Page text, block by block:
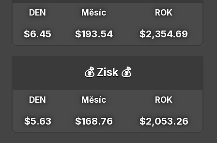
DEN Měsíc ROK
$6.45 $193.54 $2,354.69
💰 Zisk 💰
DEN Měsíc ROK
$5.63 $168.76 $2,053.26